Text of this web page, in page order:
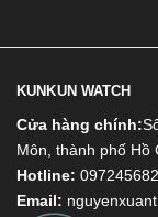
KUNKUN WATCH
Cửa hàng chính:
Môn, thành phố Hồ
Hotline:
Email: